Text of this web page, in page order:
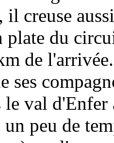
il creuse
du
de
ses
le val
peu de